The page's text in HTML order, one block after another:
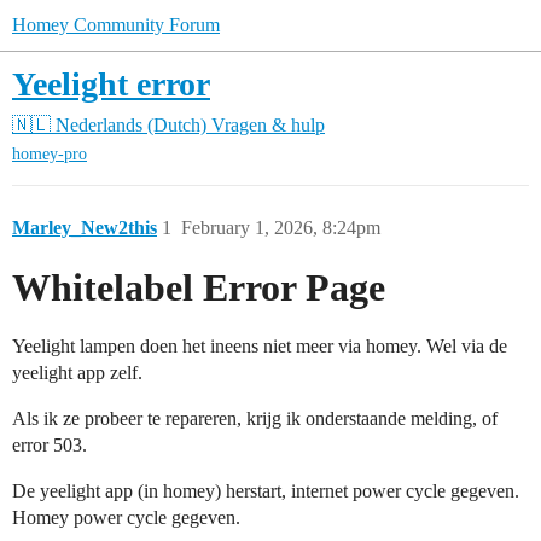
Homey Community Forum
Yeelight error
🇳🇱 Nederlands (Dutch) Vragen & hulp
homey-pro
Marley_New2this February 1, 2026, 8:24pm
1
Whitelabel Error Page
Yeelight lampen doen het ineens niet meer via homey. Wel via de
yeelight app zelf.
Als ik ze probeer te repareren, krijg ik onderstaande melding, of
error 503.
De yeelight app (in homey) herstart, internet power cycle gegeven.
Homey power cycle gegeven.